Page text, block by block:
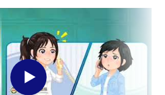
厚度。可選擇黃豆製品、魚、
較少的肉類。 蛋白質有助於維持
吃香腸、培根、火腿、貢丸等加
、肥肉及油炸肉類。 豆腐、豆干
蛋白質來源，但百頁豆腐、油豆
，不能因為是豆製品就無限制食
號」報到。 4.嘉義校區體檢當日
次健
供 115/07/30 前仍在職之名單編
受檢。